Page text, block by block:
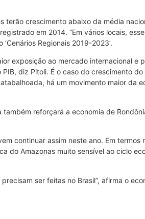
terão crescimento abaixo da média
em 2014. “Em vários locais,
Regionais 2019-2023’.
exposição ao mercado internacional e
diz Pitoli. É o caso do crescimento
há um movimento maior da
reforçará a economia de
continuar assim neste ano. Em termos
do Amazonas muito sensível ao ciclo
ser feitas no Brasil”, afirma o